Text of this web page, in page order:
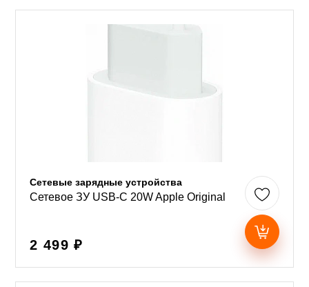
Сетевые зарядные устройства
Сетевое ЗУ USB-C 20W Apple Original
2 499 ₽